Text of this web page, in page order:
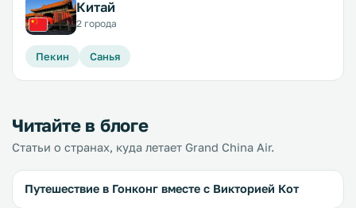
Китай
2 города
Пекин Санья
Читайте в блоге
Статьи о странах, куда летает Grand China Air.
Путешествие в Гонконг вместе с Викторией Кот